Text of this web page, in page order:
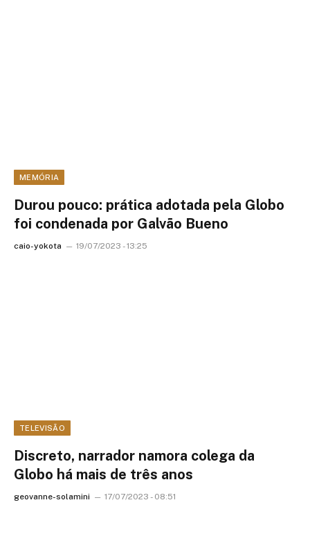
MEMÓRIA
Durou pouco: prática adotada pela Globo
foi condenada por Galvão Bueno
caio-yokota 19/07/2023 - 13:25
TELEVISÃO
Discreto, narrador namora colega da
Globo há mais de três anos
geovanne-solamini 17/07/2023 - 08:51